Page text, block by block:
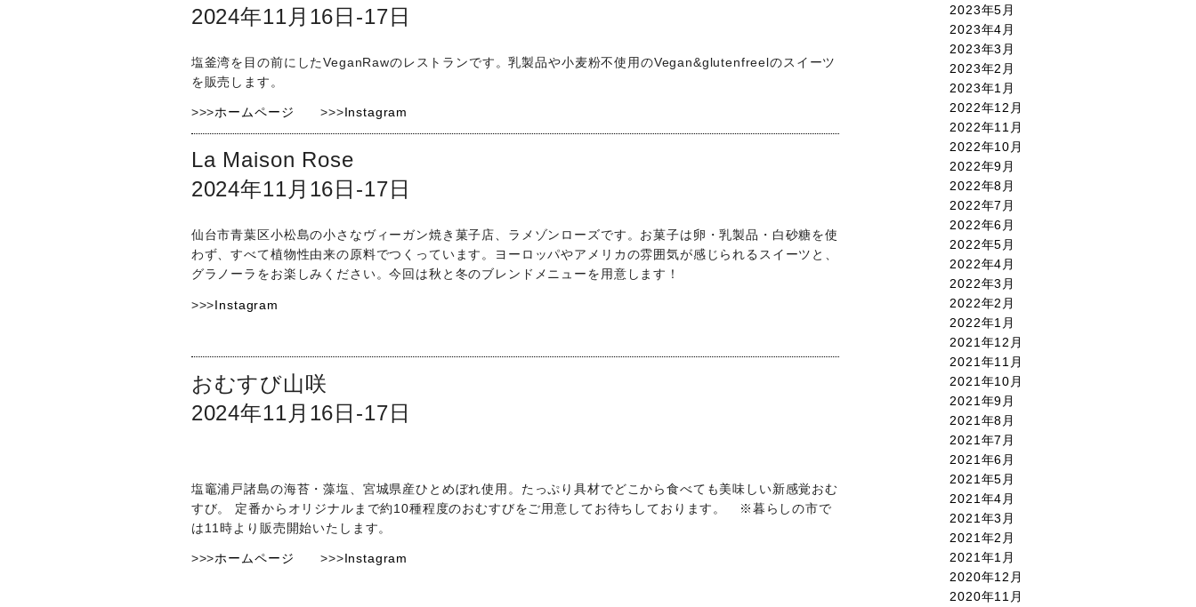
2024年11月16日-17日
塩釜湾を目の前にしたVeganRawのレストランです。乳製品や小麦粉不使用のVegan&glutenfreelのスイーツ
を販売します。
>>>ホームページ >>>Instagram
La Maison Rose
2024年11月16日-17日
仙台市青葉区小松島の小さなヴィーガン焼き菓子店、ラメゾンローズです。お菓子は卵・乳製品・白砂糖を使
わず、すべて植物性由来の原料でつくっています。ヨーロッパやアメリカの雰囲気が感じられるスイーツと、
グラノーラをお楽しみください。今回は秋と冬のブレンドメニューを用意します！
>>>Instagram
おむすび山咲
2024年11月16日-17日
塩竈浦戸諸島の海苔・藻塩、宮城県産ひとめぼれ使用。たっぷり具材でどこから食べても美味しい新感覚おむ
すび。 定番からオリジナルまで約10種程度のおむすびをご用意してお待ちしております。 ※暮らしの市で
は11時より販売開始いたします。
>>>ホームページ >>>Instagram
2023年5月
2023年4月
2023年3月
2023年2月
2023年1月
2022年12月
2022年11月
2022年10月
2022年9月
2022年8月
2022年7月
2022年6月
2022年5月
2022年4月
2022年3月
2022年2月
2022年1月
2021年12月
2021年11月
2021年10月
2021年9月
2021年8月
2021年7月
2021年6月
2021年5月
2021年4月
2021年3月
2021年2月
2021年1月
2020年12月
2020年11月